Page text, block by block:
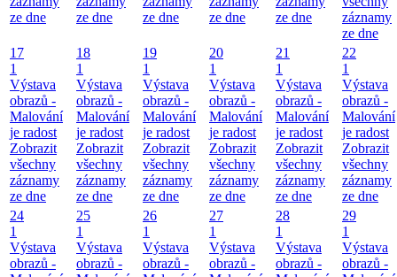
ze dne
ze dne
ze dne
ze dne
ze dne
záznamy
ze dne
17
1
Výstava
obrazů -
Malování
je radost
Zobrazit
všechny
záznamy
ze dne
18
1
Výstava
obrazů -
Malování
je radost
Zobrazit
všechny
záznamy
ze dne
19
1
Výstava
obrazů -
Malování
je radost
Zobrazit
všechny
záznamy
ze dne
20
1
Výstava
obrazů -
Malování
je radost
Zobrazit
všechny
záznamy
ze dne
21
1
Výstava
obrazů -
Malování
je radost
Zobrazit
všechny
záznamy
ze dne
22
1
Výstava
obrazů -
Malování
je radost
Zobrazit
všechny
záznamy
ze dne
24
1
Výstava
obrazů -
25
1
Výstava
obrazů -
26
1
Výstava
obrazů -
27
1
Výstava
obrazů -
28
1
Výstava
obrazů -
29
1
Výstava
obrazů -